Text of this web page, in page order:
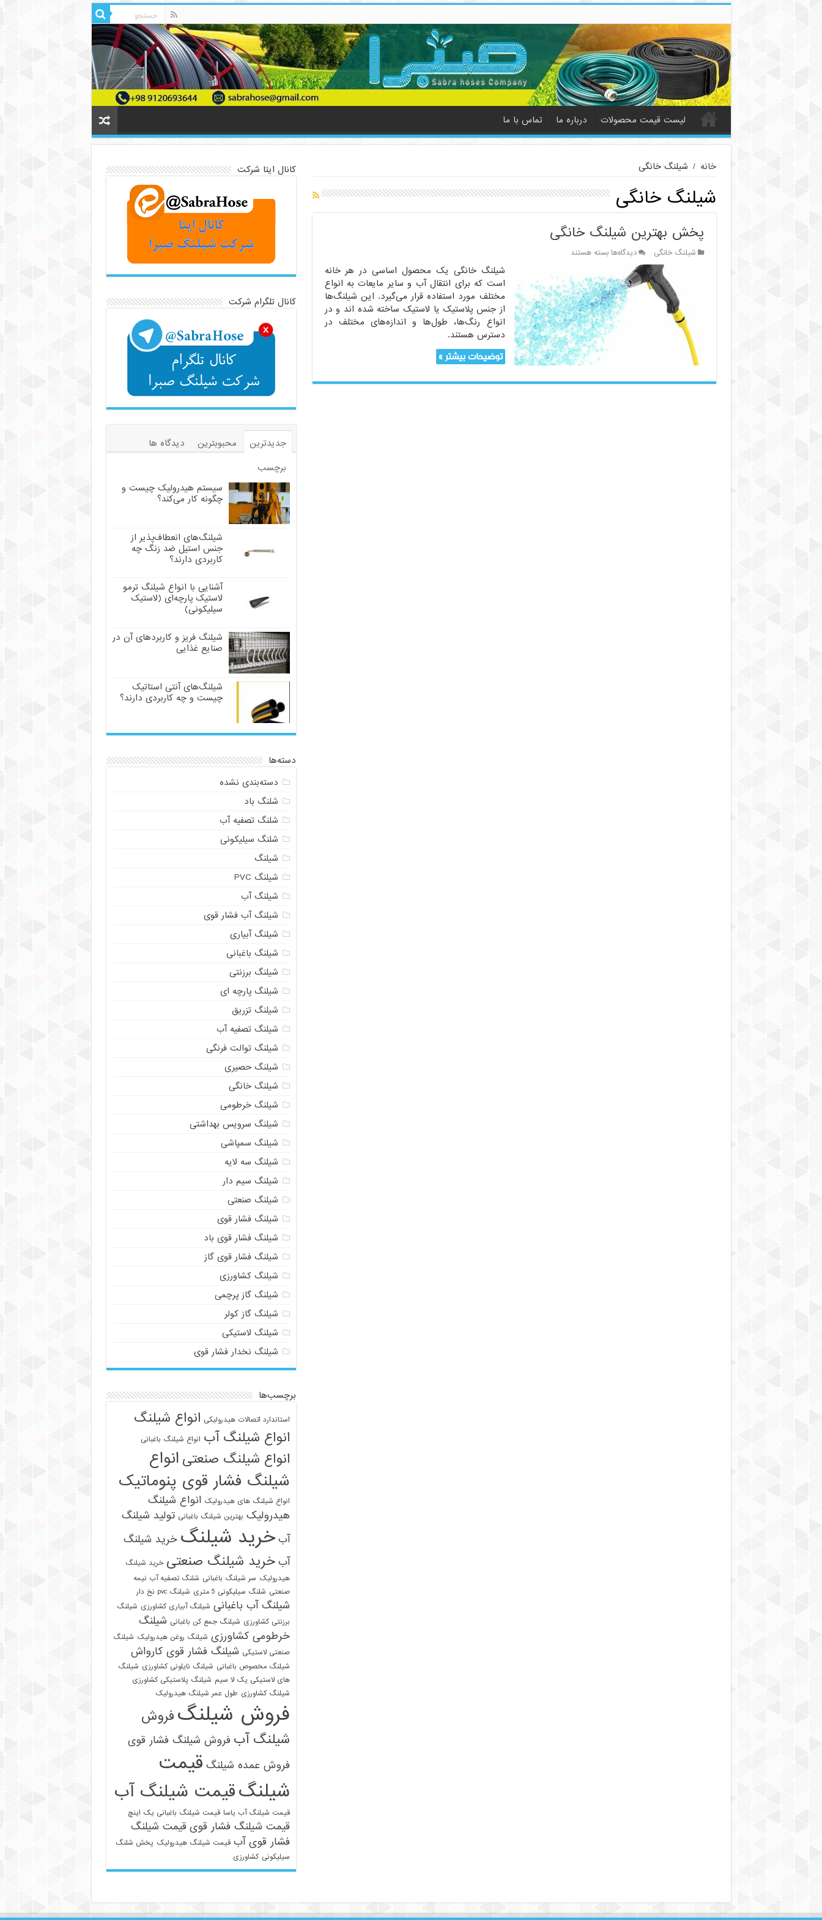
لیست قیمت محصولات درباره ما تماس با ما
خانه / شیلنگ خانگی
شیلنگ خانگی
پخش بهترین شیلنگ خانگی
شیلنگ خانگی دیدگاه‌هابرای
بهترین
شیلنگ
خانگی
بسته هستند
شیلنگ خانگی یک محصول اساسی در هر خانه
است که برای انتقال آب و سایر مایعات به انواع
مختلف مورد استفاده قرار می‌گیرد. این شیلنگ‌ها
از جنس پلاستیک یا لاستیک ساخته شده اند و در
انواع رنگ‌ها، طول‌ها و اندازه‌های مختلف در
دسترس هستند.
توضیحات بیشتر »
کانال ایتا شرکت
کانال تلگرام شرکت
جدیدترین محبوبترین
دیدگاه ها
برچسب
سیستم هیدرولیک چیست و
چگونه کار می‌کند؟
شیلنگ‌های انعطاف‌پذیر از
جنس استیل ضد زنگ چه
کاربردی دارند؟
آشنایی با انواع شیلنگ ترمو
لاستیک پارچه‌ای (لاستیک
سیلیکونی)
شیلنگ فریز و کاربردهای آن در
صنایع غذایی
شیلنگ‌های آنتی استاتیک
چیست و چه کاربردی دارند؟
دسته‌ها
دسته‌بندی نشده
شلنگ باد
شلنگ تصفیه آب
شلنگ سیلیکونی
شیلنگ
شیلنگ PVC
شیلنگ آب
شیلنگ آب فشار قوی
شیلنگ آبیاری
شیلنگ باغبانی
شیلنگ برزنتی
شیلنگ پارچه ای
شیلنگ تزریق
شیلنگ تصفیه آب
شیلنگ توالت فرنگی
شیلنگ حصیری
شیلنگ خانگی
شیلنگ خرطومی
شیلنگ سرویس بهداشتی
شیلنگ سمپاشی
شیلنگ سه لایه
شیلنگ سیم دار
شیلنگ صنعتی
شیلنگ فشار قوی
شیلنگ فشار قوی باد
شیلنگ فشار قوی گاز
شیلنگ کشاورزی
شیلنگ گاز پرچمی
شیلنگ گاز کولر
شیلنگ لاستیکی
شیلنگ نخدار فشار قوی
برچسب‌ها
استاندارد اتصالات هیدرولیکی انواع شیلنگ
انواع شیلنگ آب انواع شیلنگ باغبانی
انواع شیلنگ صنعتی انواع
شیلنگ فشار قوی پنوماتیک
انواع شیلنگ های هیدرولیک انواع شیلنگ
هیدرولیک بهترین شیلنگ باغبانی تولید شیلنگ
آب خرید شیلنگ خرید شیلنگ
آب خرید شیلنگ صنعتی خرید شیلنگ
هیدرولیک سر شیلنگ باغبانی شلنگ تصفیه آب نیمه
صنعتی شلنگ سیلیکونی 5 متری شیلنگ pvc نخ دار
شیلنگ آب باغبانی شیلنگ آبیاری کشاورزی شیلنگ
برزنتی کشاورزی شیلنگ جمع کن باغبانی شیلنگ
خرطومی کشاورزی شیلنگ روغن هیدرولیک شیلنگ
صنعتی لاستیکی شیلنگ فشار قوی کارواش
شیلنگ مخصوص باغبانی شیلنگ نایلونی کشاورزی شیلنگ
های لاستیکی یک لا سیم شیلنگ پلاستیکی کشاورزی
شیلنگ کشاورزی طول عمر شیلنگ هیدرولیک
فروش شیلنگ فروش
شیلنگ آب فروش شیلنگ فشار قوی
فروش عمده شیلنگ قیمت
شیلنگقیمت شیلنگ آب
قیمت شیلنگ آب یاسا قیمت شیلنگ باغبانی یک اینچ
قیمت شیلنگ فشار قوی قیمت شیلنگ
فشار قوی آب قیمت شیلنگ هیدرولیک پخش شلنگ
سیلیکونی کشاورزی